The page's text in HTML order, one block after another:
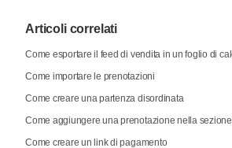
Articoli correlati
Come esportare il feed di vendita in un foglio di
Come importare le prenotazioni
Come creare una partenza disordinata
Come aggiungere una prenotazione nella
Come creare un link di pagamento